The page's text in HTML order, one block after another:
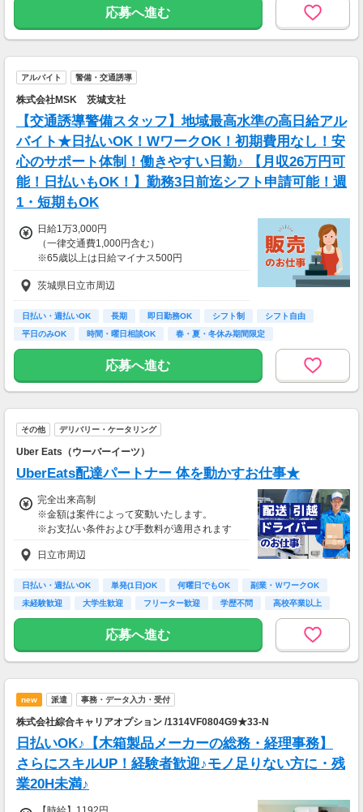
生活費がかからないので、働いた分のほとんど
を貯金にまわすことができます！
▼月収例
25万5,300円
＝(時給1,200円×8h＋残業1h)×23日
▼貯金の目安
＜リゾートバイト＞
住まい ：無料
水道光熱費：無料
Wi-Fi代 ：無料
食費 ：無料
スマホ ：0.5万円
社会保険 ：3万円
-----------------------
支出合計 ：5万円
短期でお金を貯めたい方にはピッタリ！
★お仕事開始までの流れ★
応募へ進む
アルバイト 警備・交通誘導
株式会社MSK 茨城支社
【交通誘導警備スタッフ】地域最高水準の高日給アル
バイト★日払いOK！WワークOK！初期費用なし！安
心のサポート体制！働きやすい日勤♪ 【月収26万円可
能！日払いもOK！】勤務3日前迄シフト申請可能！週
1・短期もOK
日給1万3,000円
（一律交通費1,000円含む）
※65歳以上は日給マイナス500円
※70歳以上は日給マイナス2,000円
---
■交通誘導2級以上の資格をお持ちの方は
日給1万3,000円
※65歳以上は日給マイナス500円
※70歳以上は日給マイナス1,000円
★交通誘導2級（以上）として従事した場合
■65歳～69歳迄では他の年代と同じ現場でも
安全面・体力面の考慮により比較的低負荷の業
70歳以降では低負荷業務や季節により
給与が上記になる場合がございます。
＜月収例＞
月収26万円可能
茨城県日立市周辺
日払い・週払いOK 長期 即日勤務OK シフト制
シフト自由
平日のみOK
時間・曜日相談OK
春・夏・冬休み期間限定
副業・ＷワークOK
応募へ進む
その他 デリバリー・ケータリング
Uber Eats（ウーバーイーツ）
UberEats配達パートナー 体を動かすお仕事★
完全出来高制
※金額は案件によって変動いたします。
※お支払い条件および手数料が適用されます
日立市周辺
日払い・週払いOK 単発(1日)OK 何曜日でもOK
副業・ＷワークOK
未経験歓迎
大学生歓迎 フリーター歓迎 学歴不問 高校卒業以上
応募へ進む
new 派遣 事務・データ入力・受付
株式会社綜合キャリアオプション /1314VF0804G9★33-N
日払いOK♪【木箱製品メーカーの総務・経理事務】
さらにスキルUP！経験者歓迎♪モノ足りない方に・残
業20H未満♪